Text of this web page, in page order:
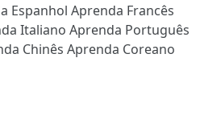
Espanhol Aprenda Francês
Italiano Aprenda Português
Chinês Aprenda Coreano